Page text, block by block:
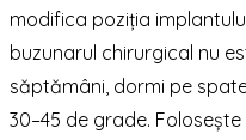
modifica poziția
buzunarul chirurgical nu
săptămâni, dormi pe
30–45 de grade.